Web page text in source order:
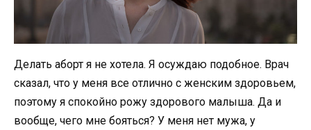
Делать аборт я не хотела. Я осуждаю подобное. Врач
сказал, что у меня все отлично с женским здоровьем,
поэтому я спокойно рожу здорового малыша. Да и
вообще, чего мне бояться? У меня нет мужа, у